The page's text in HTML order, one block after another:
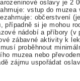
oslavy je 2
vstup do muzea
občerstvení
případně si je mohou
nádobí a příbory (v
zábavné aktivity k
proběhnout
muzea nebo
zájmu uspořádat